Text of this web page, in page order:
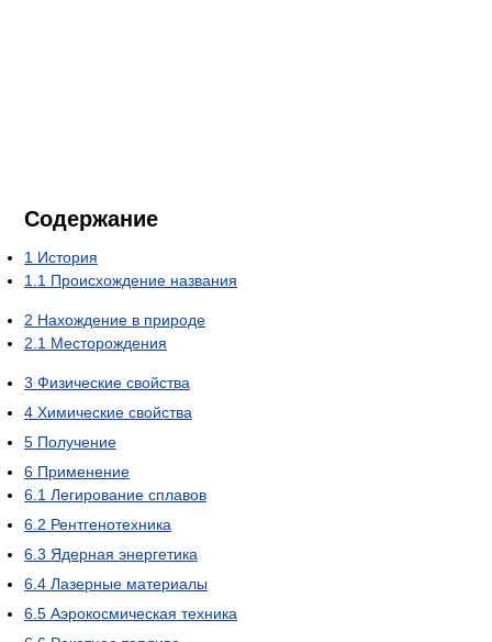
Содержание
1 История
1.1 Происхождение названия
2 Нахождение в природе
2.1 Месторождения
3 Физические свойства
4 Химические свойства
5 Получение
6 Применение
6.1 Легирование сплавов
6.2 Рентгенотехника
6.3 Ядерная энергетика
6.4 Лазерные материалы
6.5 Аэрокосмическая техника